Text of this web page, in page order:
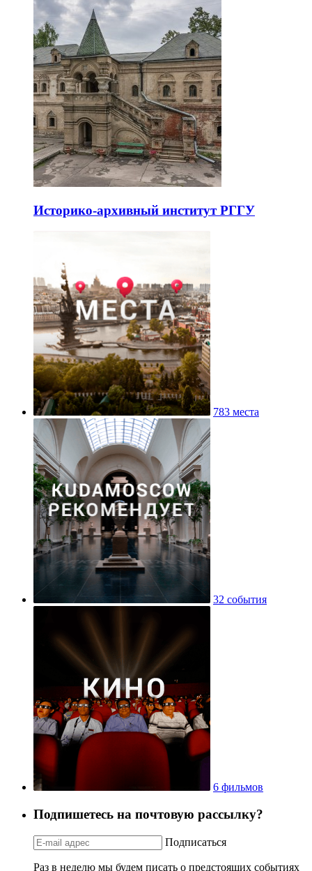
Историко-архивный институт РГГУ
783 места
32 события
6 фильмов
Подпишетесь на почтовую рассылку?
Подписаться
Раз в неделю мы будем писать о предстоящих событиях